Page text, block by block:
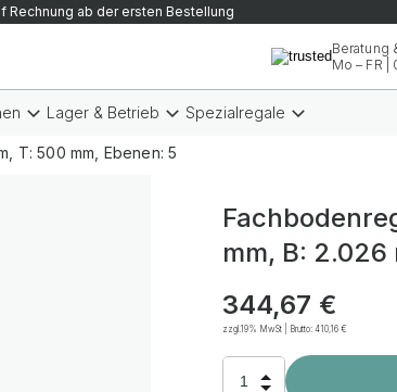
Rechnung ab der ersten Bestellung
Beratung
Mo – FR |
Lager & Betrieb Spezialregale
T: 500 mm, Ebenen: 5
mm, B: 2.026
344,67 €
zzgl.19% MwSt | Brutto:410,16 €